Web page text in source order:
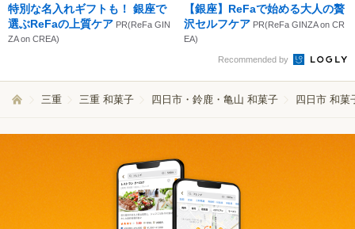
特別な名入れギフトも！ 銀座で
選ぶReFaの上質ケア PR(ReFa GIN
ZA on CREA)
【銀座】ReFaで始める大人の贅
沢セルフケア PR(ReFa GINZA on CR
EA)
Recommended by
三重 三重 和菓子 四日市・鈴鹿・亀山 和菓子 四日市 和菓